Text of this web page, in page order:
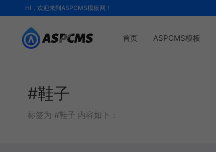
HI，欢迎来到ASPCMS模板网！
首页 ASPCMS模板
#鞋子
标签为 #鞋子 内容如下：